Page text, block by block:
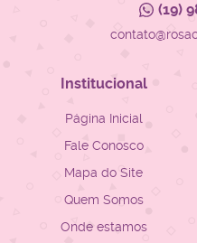
(19)
Institucional
Página Inicial
Fale Conosco
Mapa do Site
Quem Somos
Onde estamos